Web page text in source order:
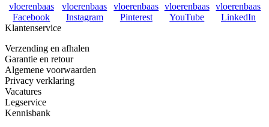
vloerenbaas
Facebook
vloerenbaas
Instagram
vloerenbaas
Pinterest
vloerenbaas
YouTube
vloerenbaas
LinkedIn
Klantenservice
Verzending en afhalen
Garantie en retour
Algemene voorwaarden
Privacy verklaring
Vacatures
Legservice
Kennisbank